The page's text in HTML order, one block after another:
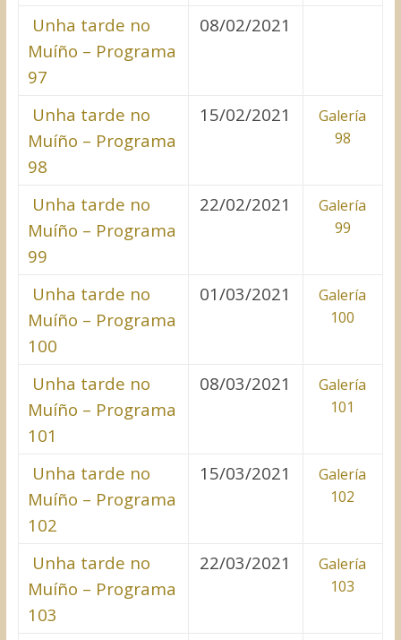
Unha tarde no
Muíño – Programa
97
08/02/2021
Unha tarde no
Muíño – Programa
98
15/02/2021
Galería
98
Unha tarde no
Muíño – Programa
99
22/02/2021
Galería
99
Unha tarde no
Muíño – Programa
100
01/03/2021
Galería
100
Unha tarde no
Muíño – Programa
101
08/03/2021
Galería
101
Unha tarde no
Muíño – Programa
102
15/03/2021
Galería
102
Unha tarde no
Muíño – Programa
103
22/03/2021
Galería
103